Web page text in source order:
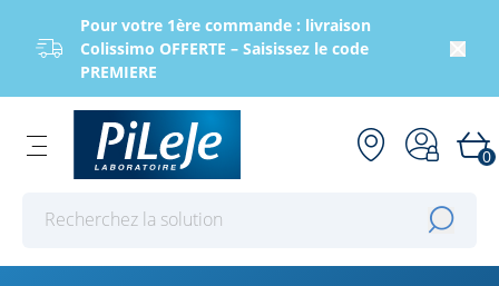
Pour votre 1ère commande : livraison
Colissimo OFFERTE – Saisissez le code
PREMIERE
0